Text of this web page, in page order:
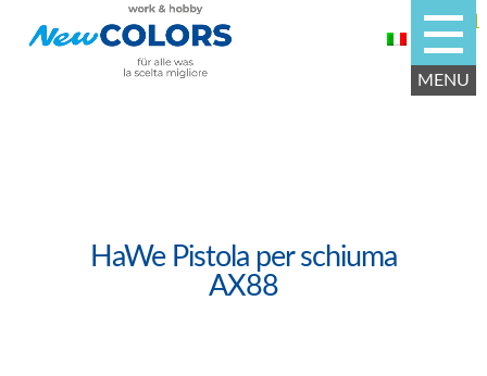
HaWe Pistola per schiuma
AX88